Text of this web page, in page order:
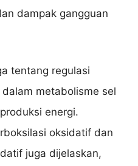
dampak gangguan
tentang regulasi
metabolisme sel
energi.
oksidatif dan
juga dijelaskan,